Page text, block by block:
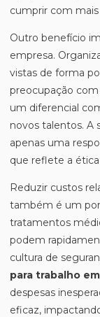
cumprir com mais
Outro benefício
empresa.
vistas de forma
preocupação
um diferencial
novos talentos. A
apenas uma
que reflete a
Reduzir custos
também é um
tratamentos
podem
cultura de
para trabalho
despesas
eficaz,